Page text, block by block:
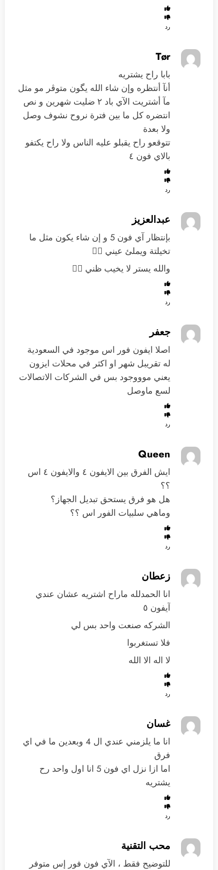
رد
Tør
بابا راح يشتريه
أنآ أنتظره وإن شاء الله يگون متوڤر مو مثل
مآ أشتريت الآي باد ٢ ضليت شهرين و نص
انتضره كل ما بين فترة نروح نشوف وصل
ولا بعدة
تتوقعو راح يقبلو عليه الناس ولا راح يكتفو
بالاي فون ٤
رد
عبدالعزيز
بإنتظار آي فون 5 و إن شاء يكون مثل ما
تخيلتة ويملئ عيني 
والله يستر لا يخيب ظني 
رد
جعفر
اصلا ايفون فور اس موجود في السعودية
له تقريبل شهر او اكثر في محلات ايزون
يعني موووجود بس في الشركات الاتصالات
لسع ماوصل
رد
Queen
ايش الفرق بين الايفون ٤ والايفون ٤ اس
؟؟
هل هو فرق يستحق تبديل الجهاز؟
وماهي سلبيات الفور اس ؟؟
رد
زعطان
انا الحمدلله ماراح اشتريه عشان عندي
آيفون ٥
الشركه صنعت واحد بس لي
فلا تستغربوا
لا اله الا الله
رد
غسان
انا ما يلزمني عندي ال 4 وبعدين ما في اي
فرق
اما ازا نزل اي فون 5 انا اول واحد رح
يشتريه
رد
محب التقنية
للتوضيح فقط ، الآي فون فور إس متوفر